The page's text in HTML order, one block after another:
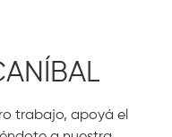
trabajo, apoyá el